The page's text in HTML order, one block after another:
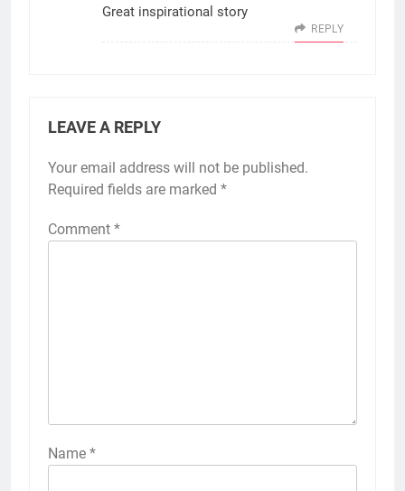
Great inspirational story
REPLY
LEAVE A REPLY
Your email address will not be published.
Required fields are marked *
Comment *
Name *